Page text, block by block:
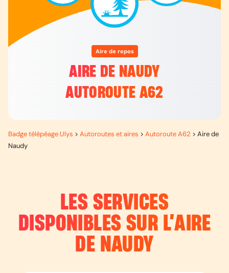
Aire de repos
AIRE DE NAUDY
AUTOROUTE A62
Badge télépéage Ulys > Autoroutes et aires > Autoroute A62 > Aire de
Naudy
LES SERVICES
DISPONIBLES SUR L’AIRE
DE NAUDY